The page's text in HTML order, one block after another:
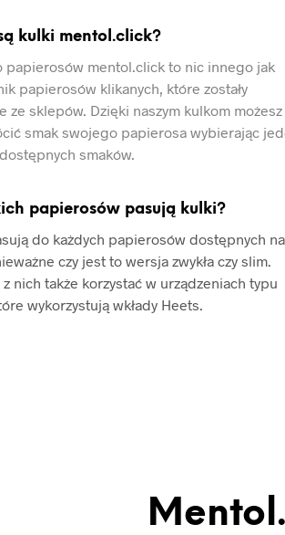
kulki mentol.click?
papierosów mentol.click to nic innego jak
papierosów klikanych, które zostały
ze sklepów. Dzięki naszym kulkom możesz
smak swojego papierosa wybierając
smaków.
papierosów pasują kulki?
do każdych papierosów dostępnych na
czy jest to wersja zwykła czy slim.
z nich także korzystać w urządzeniach typu
wykorzystują wkłady Heets.